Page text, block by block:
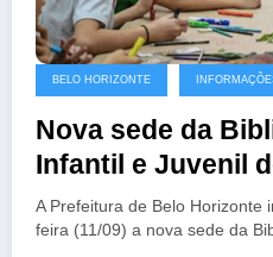
BELO HORIZONTE
Nova sede da
Infantil e Juvenil
é inaugurada
A Prefeitura de Belo Horizonte
feira (11/09) a nova sede da